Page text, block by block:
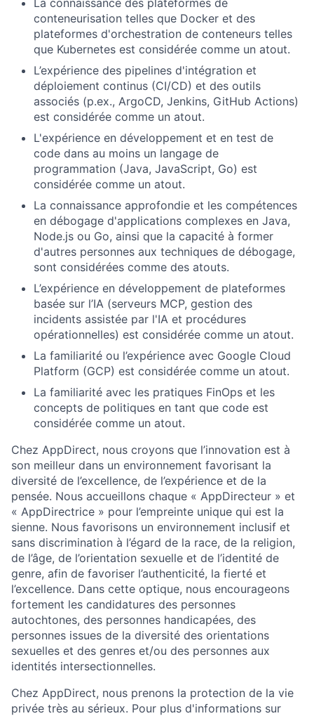
La connaissance des plateformes de
conteneurisation telles que Docker et des
plateformes d'orchestration de conteneurs telles
que Kubernetes est considérée comme un atout.
L’expérience des pipelines d'intégration et
déploiement continus (CI/CD) et des outils
associés (p.ex., ArgoCD, Jenkins, GitHub Actions)
est considérée comme un atout.
L'expérience en développement et en test de
code dans au moins un langage de
programmation (Java, JavaScript, Go) est
considérée comme un atout.
La connaissance approfondie et les compétences
en débogage d'applications complexes en Java,
Node.js ou Go, ainsi que la capacité à former
d'autres personnes aux techniques de débogage,
sont considérées comme des atouts.
L’expérience en développement de plateformes
basée sur l’IA (serveurs MCP, gestion des
incidents assistée par l'IA et procédures
opérationnelles) est considérée comme un atout.
La familiarité ou l’expérience avec Google Cloud
Platform (GCP) est considérée comme un atout.
La familiarité avec les pratiques FinOps et les
concepts de politiques en tant que code est
considérée comme un atout.
Chez AppDirect, nous croyons que l’innovation est à
son meilleur dans un environnement favorisant la
diversité de l’excellence, de l’expérience et de la
pensée. Nous accueillons chaque « AppDirecteur » et
« AppDirectrice » pour l’empreinte unique qui est la
sienne. Nous favorisons un environnement inclusif et
sans discrimination à l’égard de la race, de la religion,
de l’âge, de l’orientation sexuelle et de l’identité de
genre, afin de favoriser l’authenticité, la fierté et
l’excellence. Dans cette optique, nous encourageons
fortement les candidatures des personnes
autochtones, des personnes handicapées, des
personnes issues de la diversité des orientations
sexuelles et des genres et/ou des personnes aux
identités intersectionnelles.
Chez AppDirect, nous prenons la protection de la vie
privée très au sérieux. Pour plus d'informations sur